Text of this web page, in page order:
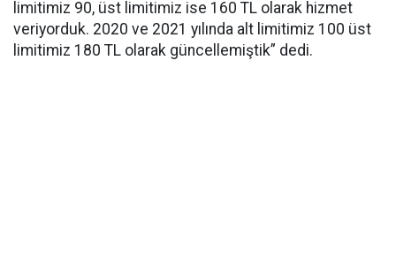
limitimiz 90, üst limitimiz ise 160 TL olarak hizmet
veriyorduk. 2020 ve 2021 yılında alt limitimiz 100 üst
limitimiz 180 TL olarak güncellemiştik” dedi.